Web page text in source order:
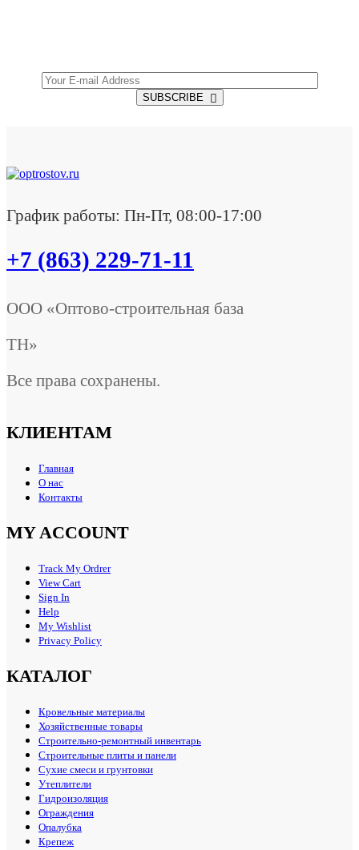
SUBSCRIBE
График работы: Пн-Пт, 08:00-17:00
+7 (863) 229-71-11
ООО «Оптово-строительная база
ТН»
Все права сохранены.
КЛИЕНТАМ
Главная
О нас
Контакты
MY ACCOUNT
Track My Ordrer
View Cart
Sign In
Help
My Wishlist
Privacy Policy
КАТАЛОГ
Кровельные материалы
Хозяйственные товары
Строительно-ремонтный инвентарь
Строительные плиты и панели
Сухие смеси и грунтовки
Утеплители
Гидроизоляция
Ограждения
Опалубка
Крепеж